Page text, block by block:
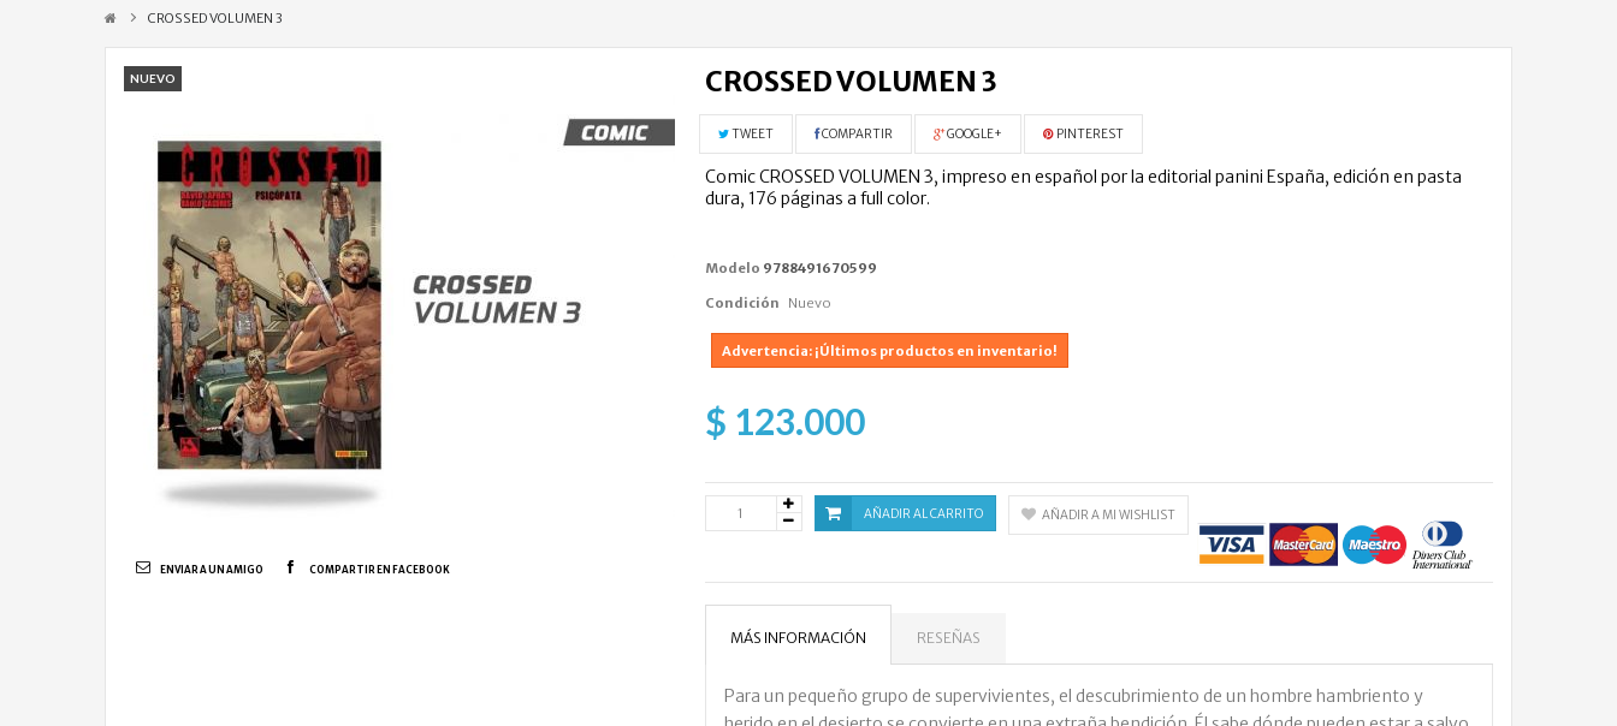
CROSSED VOLUMEN 3
NUEVO
ENVIAR A UN AMIGO COMPARTIR EN FACEBOOK
CROSSED VOLUMEN 3
TWEET COMPARTIR GOOGLE+ PINTEREST
Comic CROSSED VOLUMEN 3, impreso en español por la editorial panini España, edición en pasta
dura, 176 páginas a full color.
Modelo 9788491670599
Condición Nuevo
Advertencia: ¡Últimos productos en inventario!
$ 123.000
AÑADIR AL CARRITO AÑADIR A MI WISHLIST
MÁS INFORMACIÓN RESEÑAS
Para un pequeño grupo de supervivientes, el descubrimiento de un hombre hambriento y